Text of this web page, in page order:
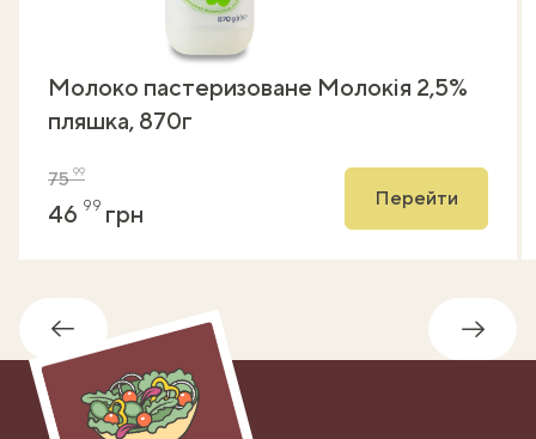
Молоко пастеризоване Молокія 2,5%
пляшка, 870г
7599
46 99 грн
Перейти
Назад